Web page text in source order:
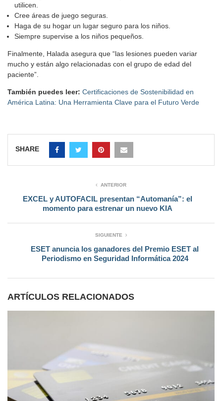
utilicen.
Cree áreas de juego seguras.
Haga de su hogar un lugar seguro para los niños.
Siempre supervise a los niños pequeños.
Finalmente, Halada asegura que “las lesiones pueden variar
mucho y están algo relacionadas con el grupo de edad del
paciente”.
También puedes leer: Certificaciones de Sostenibilidad en
América Latina: Una Herramienta Clave para el Futuro Verde
SHARE
ANTERIOR
EXCEL y AUTOFACIL presentan “Automanía”: el
momento para estrenar un nuevo KIA
SIGUIENTE
ESET anuncia los ganadores del Premio ESET al
Periodismo en Seguridad Informática 2024
ARTÍCULOS RELACIONADOS